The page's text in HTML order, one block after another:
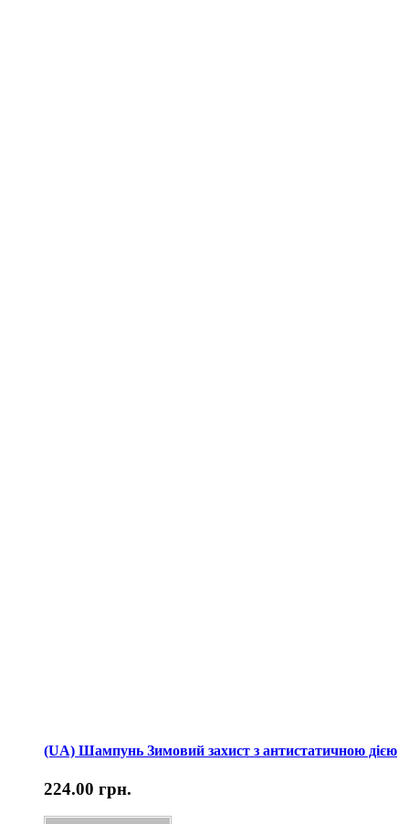
(UA) Шампунь Зимовий захист з антистатичною дією
224.00 грн.